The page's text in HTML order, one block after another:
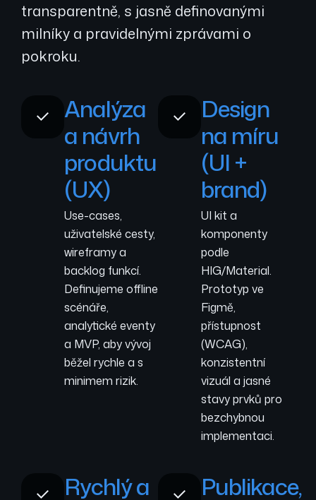
transparentně, s jasně definovanými
milníky a pravidelnými zprávami o
pokroku.
Analýza
a návrh
produktu
(UX)
Use-cases,
uživatelské cesty,
wireframy a
backlog funkcí.
Definujeme offline
scénáře,
analytické eventy
a MVP, aby vývoj
běžel rychle a s
minimem rizik.
Design
na míru
(UI +
brand)
UI kit a
komponenty
podle
HIG/Material.
Prototyp ve
Figmě,
přístupnost
(WCAG),
konzistentní
vizuál a jasné
stavy prvků pro
bezchybnou
implementaci.
Rychlý a
Publikace,